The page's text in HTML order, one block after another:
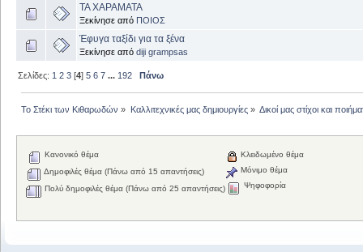
ΤΑ ΧΑΡΑΜΑΤΑ
Ξεκίνησε από ΠΟΙΟΣ
Έφυγα ταξίδι για τα ξένα
Ξεκίνησε από diji grampsas
Σελίδες: 1 2 3 [4]5 6 7 ... 192 Πάνω
Το Στέκι των Κιθαρωδών » Καλλιτεχνικές μας δημιουργίες» Δικοί μας στίχοι και
Κανονικό θέμα
Δημοφιλές θέμα (Πάνω από 15 απαντήσεις)
Πολύ δημοφιλές θέμα (Πάνω από 25 απαντήσεις)
Κλειδωμένο θέμα
Μόνιμο θέμα
Ψηφοφορία